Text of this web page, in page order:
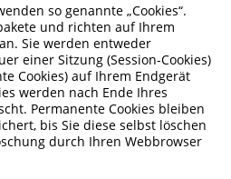
so genannte „Cookies“.
und richten auf Ihrem
Sie werden entweder
einer Sitzung (Session-Cookies)
Cookies) auf Ihrem Endgerät
werden nach Ende Ihres
Permanente Cookies bleiben
bis Sie diese selbst löschen
durch Ihren Webbrowser